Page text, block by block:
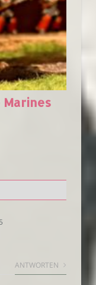
Marines
ANTWORTEN